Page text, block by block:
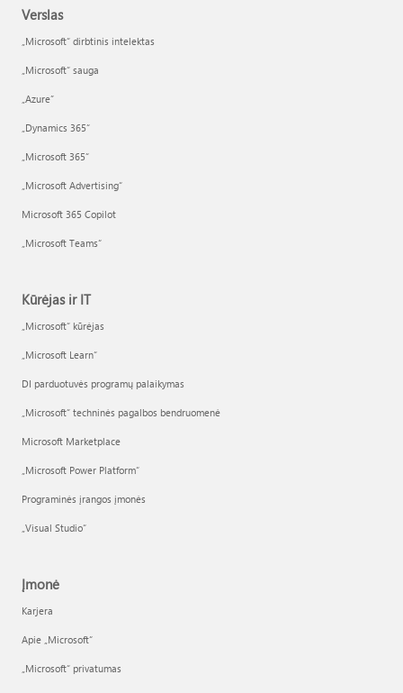
Verslas
„Microsoft“ dirbtinis intelektas
„Microsoft“ sauga
„Azure”
„Dynamics 365“
„Microsoft 365“
„Microsoft Advertising“
Microsoft 365 Copilot
„Microsoft Teams“
Kūrėjas ir IT
„Microsoft“ kūrėjas
„Microsoft Learn“
DI parduotuvės programų palaikymas
„Microsoft“ techninės pagalbos bendruomenė
Microsoft Marketplace
„Microsoft Power Platform“
Programinės įrangos įmonės
„Visual Studio“
Įmonė
Karjera
Apie „Microsoft“
„Microsoft“ privatumas